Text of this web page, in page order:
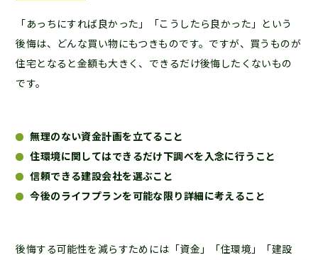
「あっちにすれば良かった」「こうしたら良かった」という
後悔は、どんな買い物にもつきものです。ですが、買うものが
住宅となると金額も大きく、できるだけ後悔したくないもの
です。
無理のない資金計画を立てること
住環境に関してはできるだけ下調べを入念に行うこと
信頼できる建設会社を選ぶこと
今後のライフプランを可能な限り詳細に考えること
後悔する可能性を減らすためには「資金」「住環境」「建設